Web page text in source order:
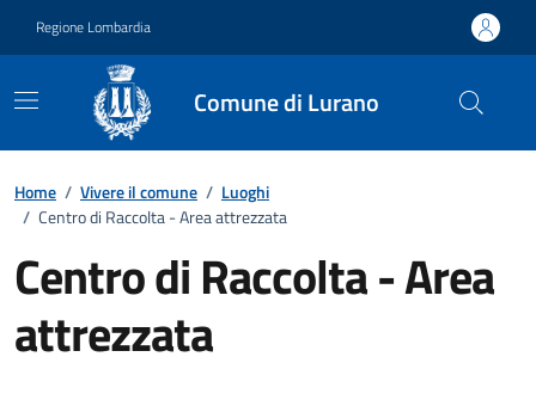
Regione Lombardia
Comune di Lurano
Home / Vivere il comune / Luoghi
/ Centro di Raccolta - Area attrezzata
Centro di Raccolta - Area
attrezzata